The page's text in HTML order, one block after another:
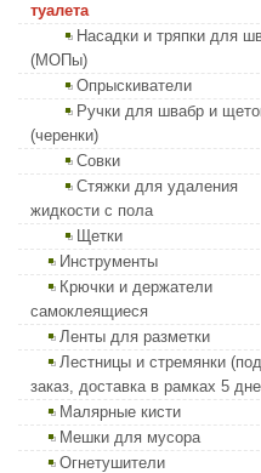
туалета
Насадки и тряпки для
(МОПы)
Опрыскиватели
Ручки для швабр и
(черенки)
Совки
Стяжки для удаления
жидкости с пола
Щетки
Инструменты
Крючки и держатели
самоклеящиеся
Ленты для разметки
Лестницы и стремянки (под
заказ, доставка в рамках 5
Малярные кисти
Мешки для мусора
Огнетушители